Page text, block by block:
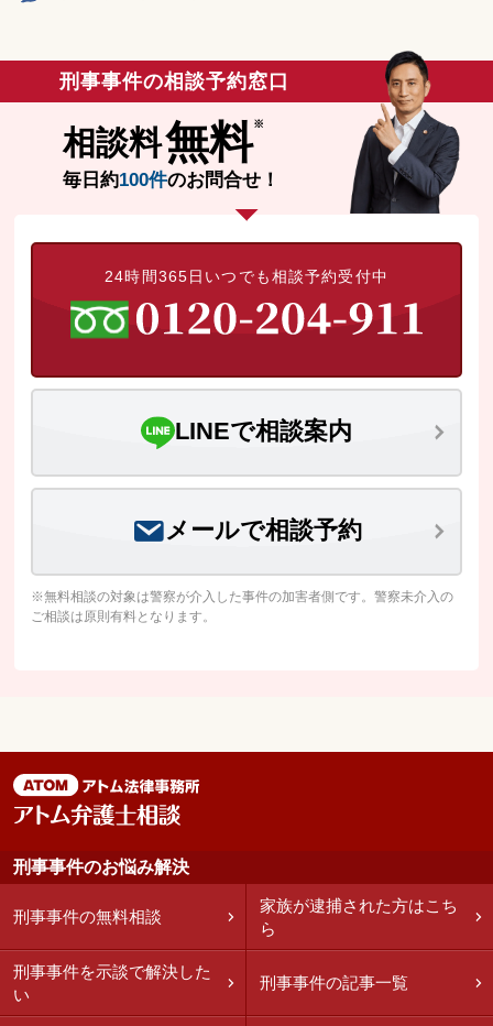
刑事事件の相談予約窓口
相談料無料
毎日約100件のお問合せ！
24時間365日いつでも相談予約受付中
LINEで相談案内
メールで相談予約
※無料相談の対象は警察が介入した事件の加害者側です。警察未介入の
ご相談は原則有料となります。
刑事事件のお悩み解決
刑事事件の無料相談
家族が逮捕された方はこち
ら
刑事事件を示談で解決した
い
刑事事件の記事一覧